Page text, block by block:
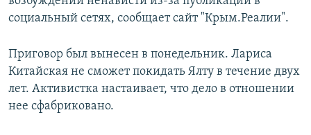
социальный сетях, сообщает сайт "Крым.Реалии".
Приговор был вынесен в понедельник. Лариса
Китайская не сможет покидать Ялту в течение двух
лет. Активистка настаивает, что дело в отношении
нее сфабриковано.